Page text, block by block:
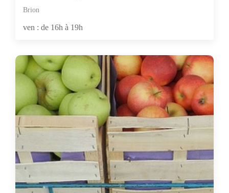
Brion
ven : de 16h à 19h